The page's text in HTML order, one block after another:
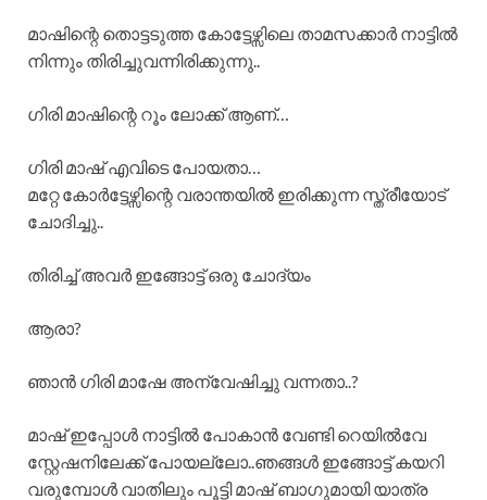
മാഷിന്റെ തൊട്ടടുത്ത കോട്ടേഴ്സിലെ താമസക്കാർ നാട്ടിൽ
നിന്നും തിരിച്ചുവന്നിരിക്കുന്നു..
ഗിരി മാഷിന്റെ റൂം ലോക്ക് ആണ്…
ഗിരി മാഷ് എവിടെ പോയതാ…
മറ്റേ കോർട്ടേഴ്സിന്റെ വരാന്തയിൽ ഇരിക്കുന്ന സ്ത്രീയോട്
ചോദിച്ചു..
തിരിച്ച് അവർ ഇങ്ങോട്ട് ഒരു ചോദ്യം
ആരാ?
ഞാൻ ഗിരി മാഷേ അന്വേഷിച്ചു വന്നതാ..?
മാഷ് ഇപ്പോൾ നാട്ടിൽ പോകാൻ വേണ്ടി റെയിൽവേ
സ്റ്റേഷനിലേക്ക് പോയല്ലോ..ഞങ്ങൾ ഇങ്ങോട്ട് കയറി
വരുമ്പോൾ വാതിലും പൂട്ടി മാഷ് ബാഗുമായി യാത്ര